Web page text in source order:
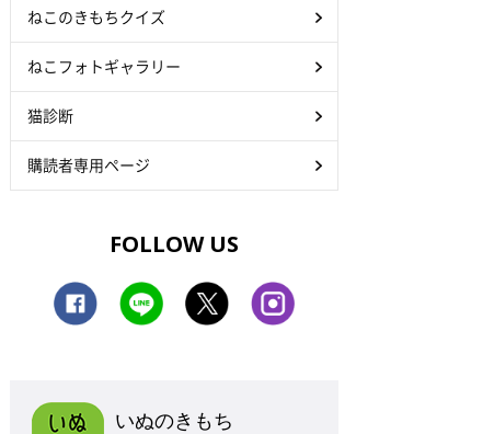
ねこのきもちクイズ
ねこフォトギャラリー
猫診断
購読者専用ページ
FOLLOW US
いぬのきもち